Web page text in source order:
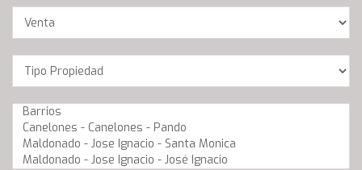
Operación
Location
Barrios